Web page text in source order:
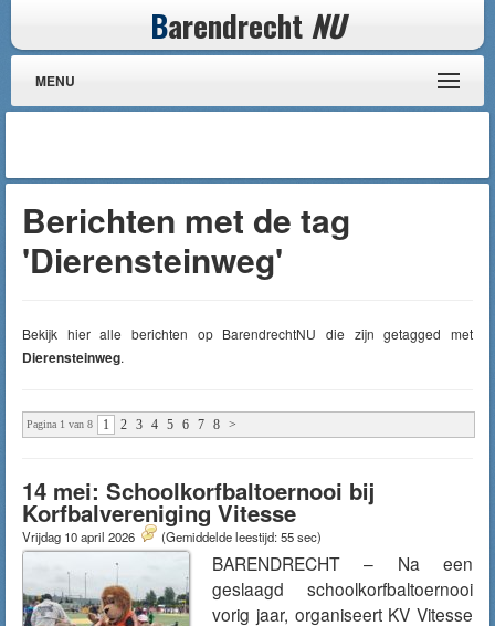
Barendrecht NU
MENU
Berichten met de tag
'Dierensteinweg'
Bekijk hier alle berichten op BarendrechtNU die zijn getagged met
Dierensteinweg.
Pagina 1 van 8 1 2 3 4 5 6 7 8 >
14 mei: Schoolkorfbaltoernooi bij
Korfbalvereniging Vitesse
Vrijdag 10 april 2026 (Gemiddelde leestijd: 55 sec)
BARENDRECHT – Na een
geslaagd schoolkorfbaltoernooi
vorig jaar, organiseert KV Vitesse